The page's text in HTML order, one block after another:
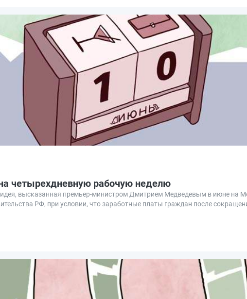
четырехдневную рабочую неделю
высказанная премьер-министром Дмитрием Медведевым в июне на
РФ, при условии, что заработные платы граждан после